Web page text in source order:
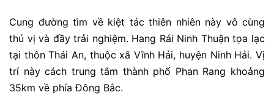
Cung đường tìm về kiệt tác thiên nhiên này vô cùng
thú vị và đầy trải nghiệm. Hang Rái Ninh Thuận tọa lạc
tại thôn Thái An, thuộc xã Vĩnh Hải, huyện Ninh Hải. Vị
trí này cách trung tâm thành phố Phan Rang khoảng
35km về phía Đông Bắc.